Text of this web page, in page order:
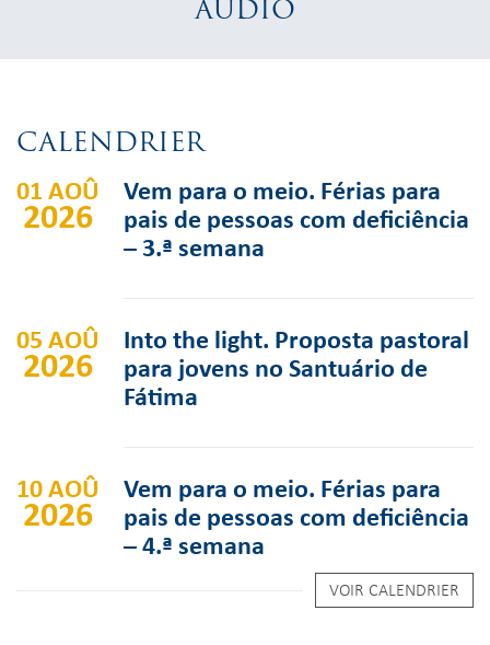
AUDIO
CALENDRIER
01 AOÛ
2026
Vem para o meio. Férias para
pais de pessoas com deficiência
– 3.ª semana
05 AOÛ
2026
Into the light. Proposta pastoral
para jovens no Santuário de
Fátima
10 AOÛ
2026
Vem para o meio. Férias para
pais de pessoas com deficiência
– 4.ª semana
VOIR CALENDRIER